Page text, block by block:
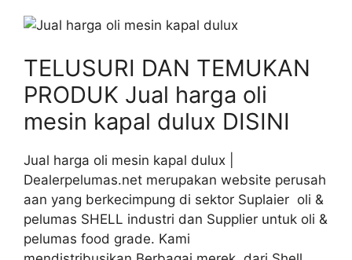
TELUSURI DAN TEMUKAN
PRODUK Jual harga oli
mesin kapal dulux DISINI
Jual harga oli mesin kapal dulux |
Dealerpelumas.net merupakan website perusah
aan yang berkecimpung di sektor Suplaier oli &
pelumas SHELL industri dan Supplier untuk oli &
pelumas food grade. Kami